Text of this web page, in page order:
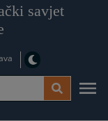
savjet